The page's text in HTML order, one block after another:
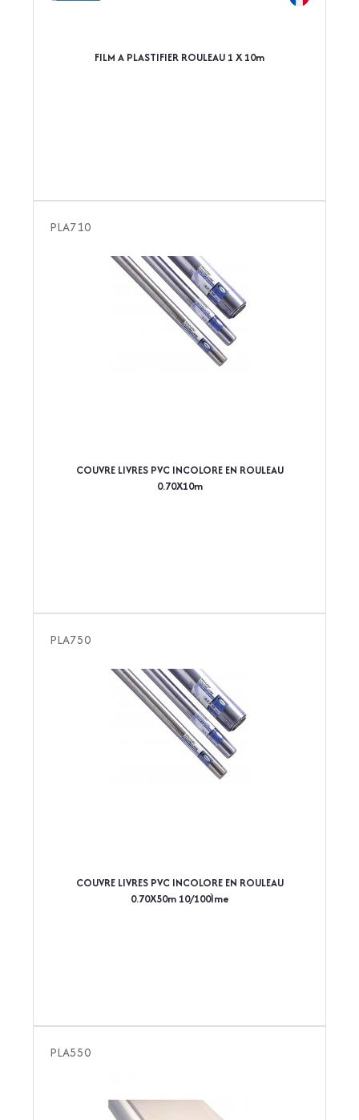
FILM A PLASTIFIER ROULEAU 1 X 10m
PLA710
COUVRE LIVRES PVC INCOLORE EN ROULEAU
0.70X10m
PLA750
COUVRE LIVRES PVC INCOLORE EN ROULEAU
0.70X50m 10/100Ìme
PLA550